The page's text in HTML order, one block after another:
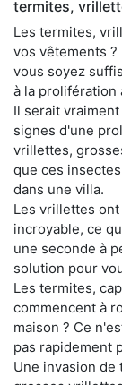
termites,
Les termites,
vos vêtements ?
vous soyez
à la prolifération
Il serait
signes d'une
vrillettes,
que ces
dans une villa.
Les vrillettes
incroyable, ce
une seconde à
solution pour
Les termites,
commencent à
maison ? Ce
pas rapidement
Une invasion